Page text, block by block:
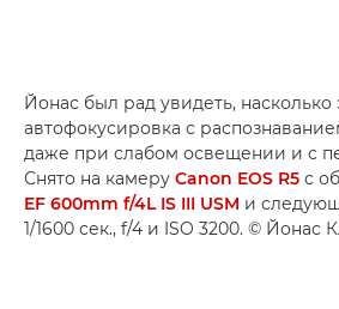
Йонас был рад увидеть,
автофокусировка с
даже при слабом освещении и с
Снято на камеру Canon EOS R5 с
EF 600mm f/4L IS III USM и
1/1600 сек., f/4 и ISO 3200. © Йонас